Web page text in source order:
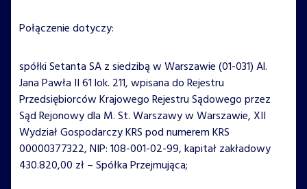
Połączenie dotyczy:
spółki Setanta SA z siedzibą w Warszawie (01-031) Al.
Jana Pawła II 61 lok. 211, wpisana do Rejestru
Przedsiębiorców Krajowego Rejestru Sądowego przez
Sąd Rejonowy dla M. St. Warszawy w Warszawie, XII
Wydział Gospodarczy KRS pod numerem KRS
00000377322, NIP: 108-001-02-99, kapitał zakładowy
430.820,00 zł – Spółka Przejmująca;